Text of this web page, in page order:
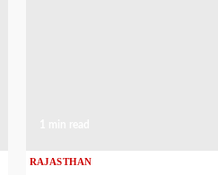
RAJASTHAN